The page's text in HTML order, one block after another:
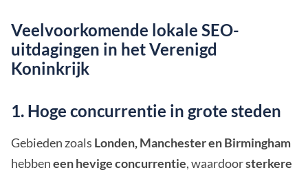
Veelvoorkomende lokale SEO-
uitdagingen in het Verenigd
Koninkrijk
1. Hoge concurrentie in grote steden
Gebieden zoals Londen, Manchester en Birmingham
hebbeneen hevige concurrentie, waardoorsterkere